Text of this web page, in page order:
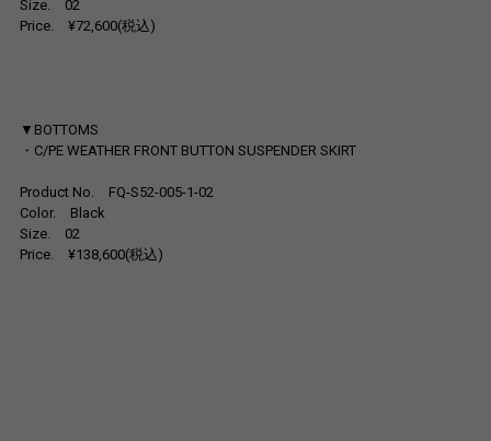
Size. 02
Price. ¥72,600(税込)
▼BOTTOMS
・C/PE WEATHER FRONT BUTTON SUSPENDER SKIRT
Product No. FQ-S52-005-1-02
Color. Black
Size. 02
Price. ¥138,600(税込)